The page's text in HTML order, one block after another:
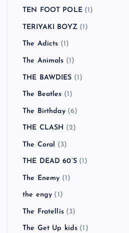
TEN FOOT POLE(1)
TERIYAKI BOYZ(1)
The Adicts (1)
The Animals (1)
THE BAWDIES (1)
The Beatles (1)
The Birthday(6)
THE CLASH (2)
The Coral (3)
THE DEAD 60’S(1)
The Enemy (1)
the engy (1)
The Fratellis(3)
The Get Up kids (1)